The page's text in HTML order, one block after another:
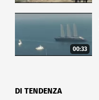
00:33
DI TENDENZA